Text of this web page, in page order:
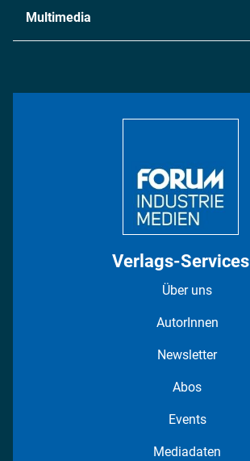
Metall
Energie
Multimedia
Verlags-Services
Über uns
AutorInnen
Newsletter
Abos
Events
Mediadaten